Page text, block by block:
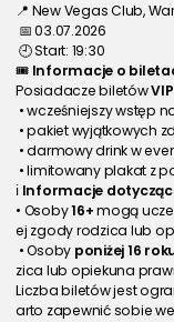
📍 New Vegas Club,
📅 03.07.2026
🕘 Start: 19:30
🎟️ Informacje o
Posiadacze biletów VIP
• wcześniejszy wstęp
• pakiet wyjątkowych
• darmowy drink w
• limitowany plakat z
ℹ️ Informacje
• Osoby 16+ mogą
ej zgody rodzica lub
• Osoby poniżej 16
zica lub opiekuna
Liczba biletów jest
arto zapewnić sobie